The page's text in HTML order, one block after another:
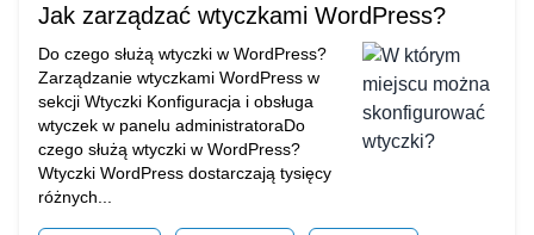
Jak zarządzać wtyczkami WordPress?
Do czego służą wtyczki w WordPress?
Zarządzanie wtyczkami WordPress w
sekcji Wtyczki Konfiguracja i obsługa
wtyczek w panelu administratoraDo
czego służą wtyczki w WordPress?
Wtyczki WordPress dostarczają tysięcy
różnych...